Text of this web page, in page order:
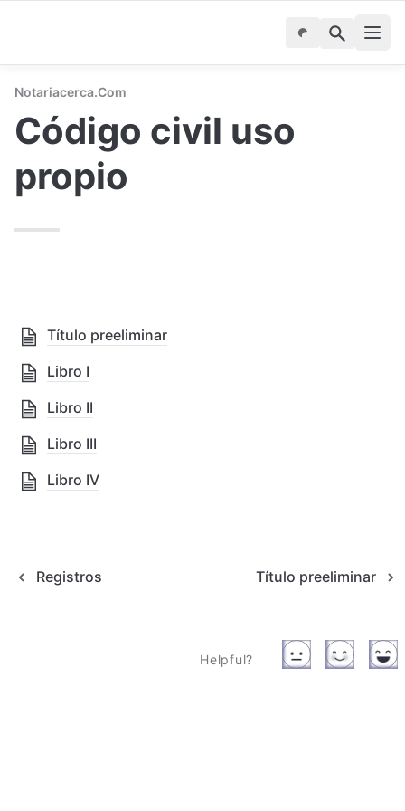
Notariacerca.com
Código civil uso
propio
Título preeliminar
Libro I
Libro II
Libro III
Libro IV
Registros Título preeliminar
Helpful?